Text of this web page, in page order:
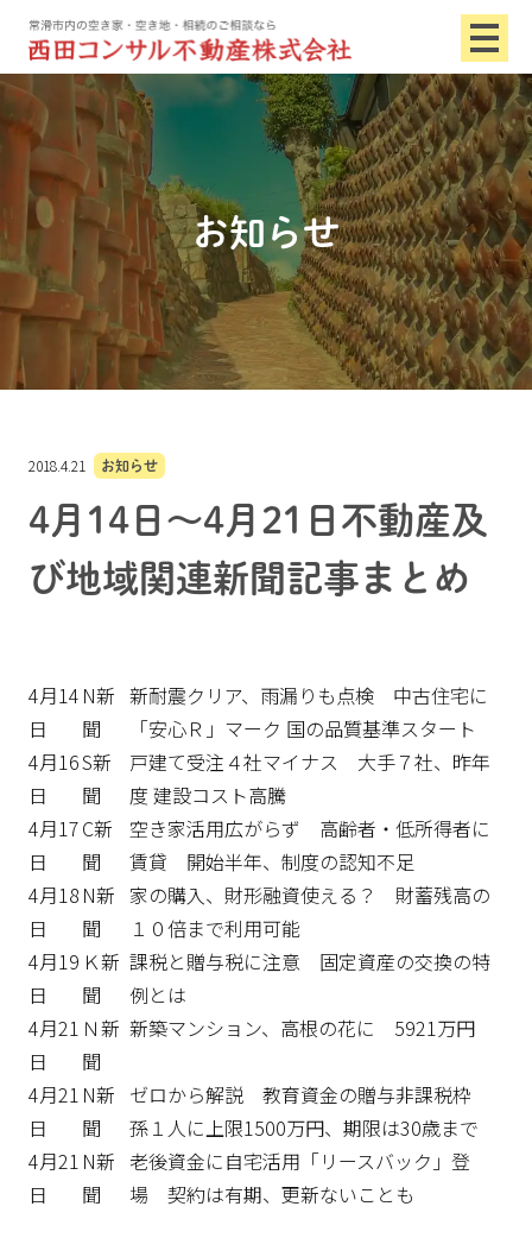
お知らせ
2018.4.21 お知らせ
4月14日～4月21日不動産及
び地域関連新聞記事まとめ
4月14
日
N新
聞
新耐震クリア、雨漏りも点検 中古住宅に
「安心Ｒ」マーク 国の品質基準スタート
4月16
日
S新
聞
戸建て受注４社マイナス 大手７社、昨年
度 建設コスト高騰
4月17
日
C新
聞
空き家活用広がらず 高齢者・低所得者に
賃貸 開始半年、制度の認知不足
4月18
日
N新
聞
家の購入、財形融資使える？ 財蓄残高の
１０倍まで利用可能
4月19
日
Ｋ新
聞
課税と贈与税に注意 固定資産の交換の特
例とは
4月21
日
Ｎ新
聞
新築マンション、高根の花に 5921万円
4月21
日
N新
聞
ゼロから解説 教育資金の贈与非課税枠
孫１人に上限1500万円、期限は30歳まで
4月21
日
N新
聞
老後資金に自宅活用「リースバック」登
場 契約は有期、更新ないことも